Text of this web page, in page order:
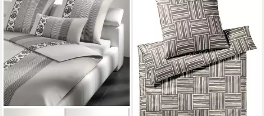
Bettwäsche Weave, Comfort-
Satin, 100% Baumwolle
ab 149,00 €
lieferbar - in 2-3 Werktagen bei dir